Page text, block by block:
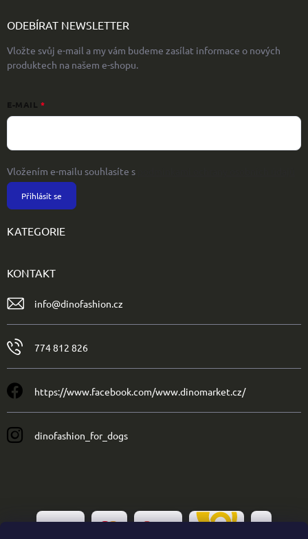
ODEBÍRAT NEWSLETTER
Vložte svůj e-mail a my vám budeme zasílat informace o nových
produktech na našem e-shopu.
E-MAIL
Vložením e-mailu souhlasíte s
Přihlásit se
KATEGORIE
KONTAKT
info@dinofashion.cz
774 812 826
https://www.facebook.com/www.dinomarket.cz/
dinofashion_for_dogs